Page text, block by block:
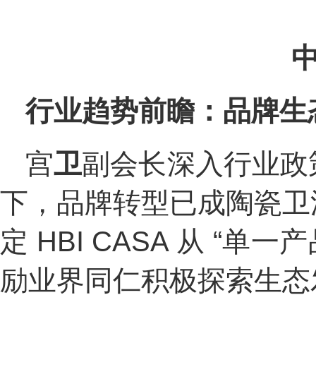
行业趋势前瞻：品牌
宫卫副会长深入行业
下，品牌转型已成陶瓷
定 HBI CASA 从 “单一
励业界同仁积极探索生